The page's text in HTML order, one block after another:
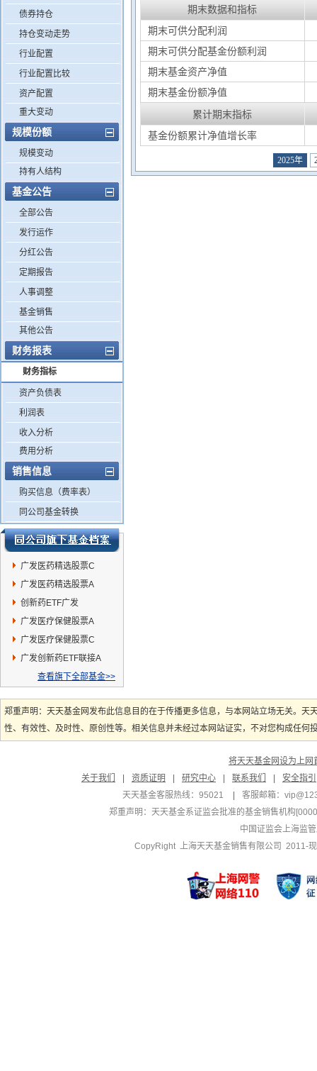
债券持仓
持仓变动走势
行业配置
行业配置比较
资产配置
重大变动
规模份额
规模变动
持有人结构
基金公告
全部公告
发行运作
分红公告
定期报告
人事调整
基金销售
其他公告
财务报表
财务指标
资产负债表
利润表
收入分析
费用分析
销售信息
购买信息（费率表）
同公司基金转换
广发医药精选股票C
广发医药精选股票A
创新药ETF广发
广发医疗保健股票A
广发医疗保健股票C
广发创新药ETF联接A
查看旗下全部基金>>
期末数据和指标
期末可供分配利润
期末可供分配基金份额利润
期末基金资产净值
期末基金份额净值
累计期末指标
基金份额累计净值增长率
2025年
郑重声明：天天基金网发布此信息目的在于传播更多信息，与本网站立场无关。
性、有效性、及时性、原创性等。相关信息并未经过本网站证实，不对您构成任
将天天基金网设为上网
关于我们
资质证明 研究中心 联系我们
安全指引
天天基金客服热线：95021
客服邮箱：
郑重声明： 天天基金系证监会批准的基金销售机构
中国证监会上海监
CopyRight 上海天天基金销售有限公司 2011-